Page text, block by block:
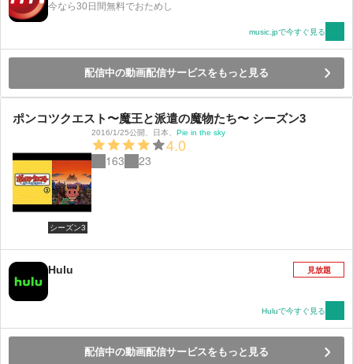
今なら30日間無料でおためし
music.jpで今すぐ見る
配信中の動画配信サービスをもっと見る
ポンコツクエスト〜魔王と派遣の魔物たち〜 シーズン3
シーズン3
2016/1/25公開 日本 Pie in the sky
4.0
163 23
Hulu 見放題
Huluで今すぐ見る
配信中の動画配信サービスをもっと見る